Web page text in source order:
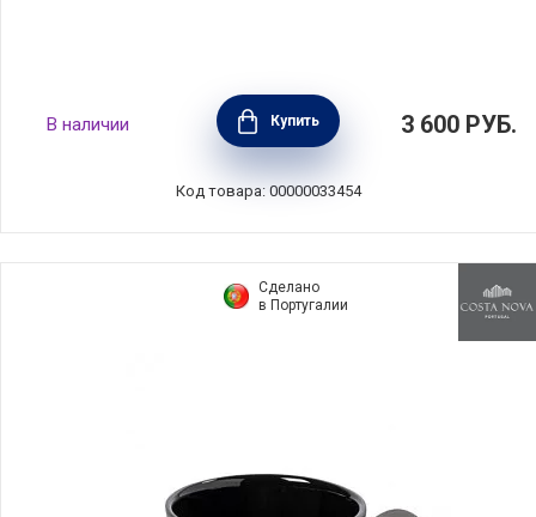
Кружка Madeira 440 мл, цвет кремовый,
керамика, Costa Nova, DEC144-CRM(DEC144-
00422U)
В наличии Купить 3 600 РУБ.
Код товара: 00000033454
Сделано
в Португалии